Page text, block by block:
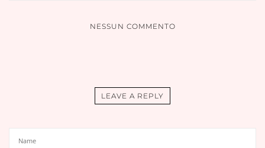
NESSUN COMMENTO
LEAVE A REPLY